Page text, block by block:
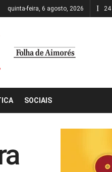
quinta-feira, 6 agosto, 2026 24
SOCIAIS